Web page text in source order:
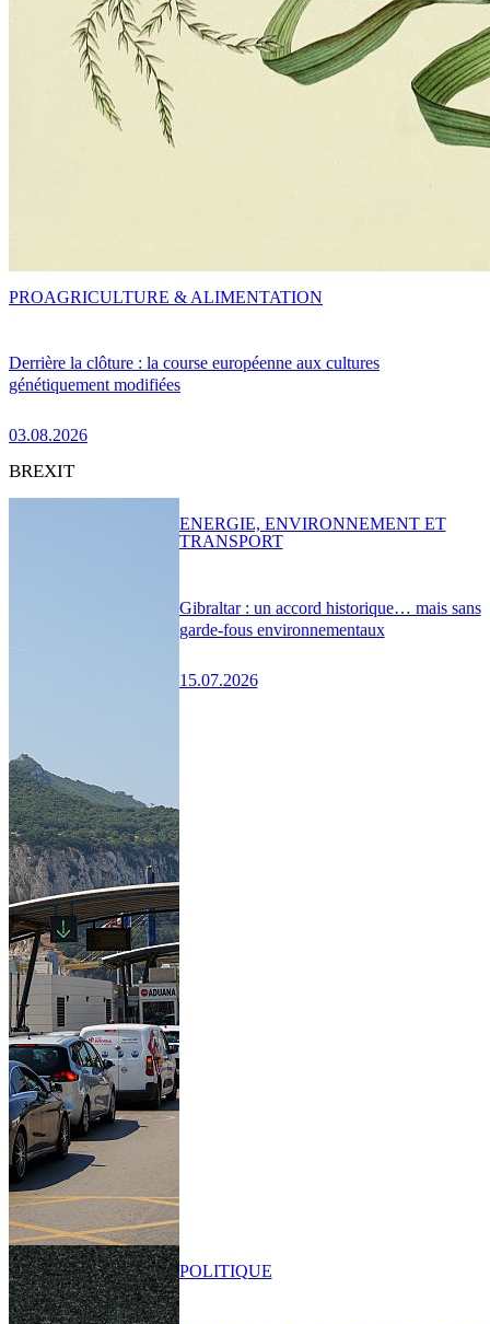
Derrière la clôture : la course européenne aux cultures
génétiquement modifiées
03.08.2026
PROAGRICULTURE & ALIMENTATION
BREXIT
Gibraltar : un accord historique… mais sans
garde-fous environnementaux
15.07.2026
ENERGIE, ENVIRONNEMENT ET
TRANSPORT
POLITIQUE